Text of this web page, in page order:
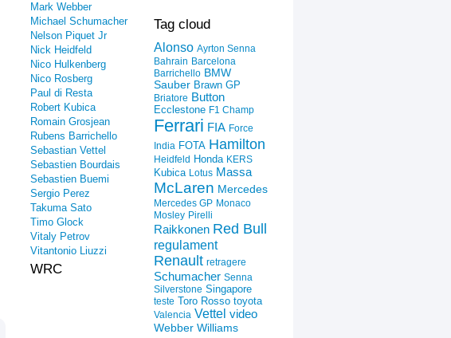
Mark Webber
Michael Schumacher
Nelson Piquet Jr
Nick Heidfeld
Nico Hulkenberg
Nico Rosberg
Paul di Resta
Robert Kubica
Romain Grosjean
Rubens Barrichello
Sebastian Vettel
Sebastien Bourdais
Sebastien Buemi
Sergio Perez
Takuma Sato
Timo Glock
Vitaly Petrov
Vitantonio Liuzzi
WRC
Tag cloud
Alonso Ayrton Senna
Bahrain Barcelona
Barrichello BMW
Sauber Brawn GP
Briatore Button
Ecclestone F1 Champ
Ferrari FIA Force
India FOTA Hamilton
Heidfeld Honda KERS
Kubica Lotus Massa
McLaren Mercedes
Mercedes GP Monaco
Mosley Pirelli
Raikkonen Red Bull
regulament
Renault retragere
Schumacher Senna
Silverstone Singapore
teste Toro Rosso toyota
Valencia Vettel video
Webber Williams